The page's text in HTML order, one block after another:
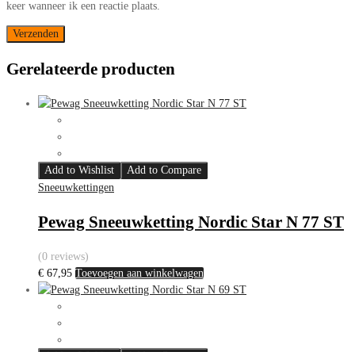
keer wanneer ik een reactie plaats.
Gerelateerde producten
Add to Wishlist
Add to Compare
Sneeuwkettingen
Pewag Sneeuwketting Nordic Star N 77 ST
(0 reviews)
€ 67,95 Toevoegen aan winkelwagen